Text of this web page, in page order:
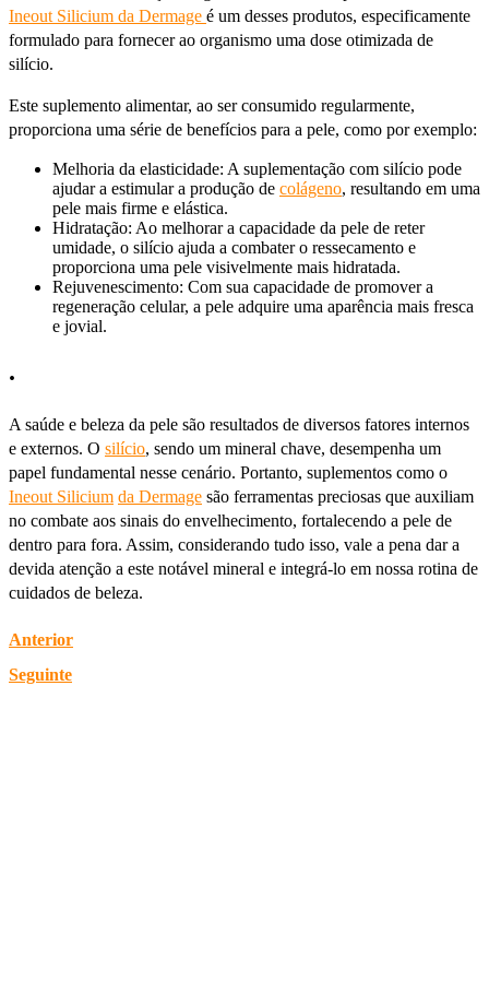
Ineout Silicium da Dermage é um desses produtos, especificamente
formulado para fornecer ao organismo uma dose otimizada de
silício.
Este suplemento alimentar, ao ser consumido regularmente,
proporciona uma série de benefícios para a pele, como por exemplo:
Melhoria da elasticidade: A suplementação com silício pode
ajudar a estimular a produção de colágeno, resultando em uma
pele mais firme e elástica.
Hidratação: Ao melhorar a capacidade da pele de reter
umidade, o silício ajuda a combater o ressecamento e
proporciona uma pele visivelmente mais hidratada.
Rejuvenescimento: Com sua capacidade de promover a
regeneração celular, a pele adquire uma aparência mais fresca
e jovial.
.
A saúde e beleza da pele são resultados de diversos fatores internos
e externos. O silício, sendo um mineral chave, desempenha um
papel fundamental nesse cenário. Portanto, suplementos como o
Ineout Silicium da Dermage são ferramentas preciosas que auxiliam
no combate aos sinais do envelhecimento, fortalecendo a pele de
dentro para fora. Assim, considerando tudo isso, vale a pena dar a
devida atenção a este notável mineral e integrá-lo em nossa rotina de
cuidados de beleza.
Anterior
Seguinte